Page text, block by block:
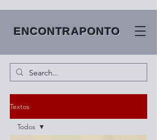
ENCONTRAPONTO
Textos
Todos